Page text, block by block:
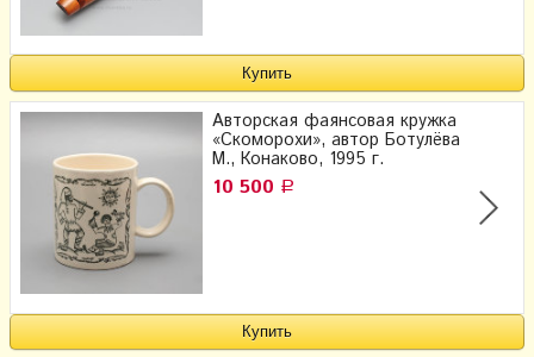
Авторская фаянсовая кружка
«Скоморохи», автор Ботулёва
М., Конаково, 1995 г.
10 500 Р